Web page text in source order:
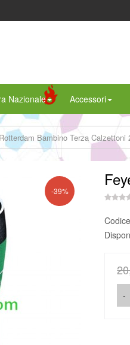
Nazionale Accessori
Bambino Terza Calzettoni
-39%
-